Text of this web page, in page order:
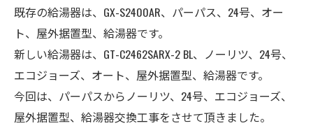
既存の給湯器は、GX-S2400AR、パーパス、24号、オー
ト、屋外据置型、給湯器です。
新しい給湯器は、GT-C2462SARX-2 BL、ノーリツ、24号、
エコジョーズ、オート、 屋外据置型、給湯器です。
今回は、パーパスからノーリツ、24号、エコジョーズ、
屋外据置型、給湯器交換工事をさせて頂きました。